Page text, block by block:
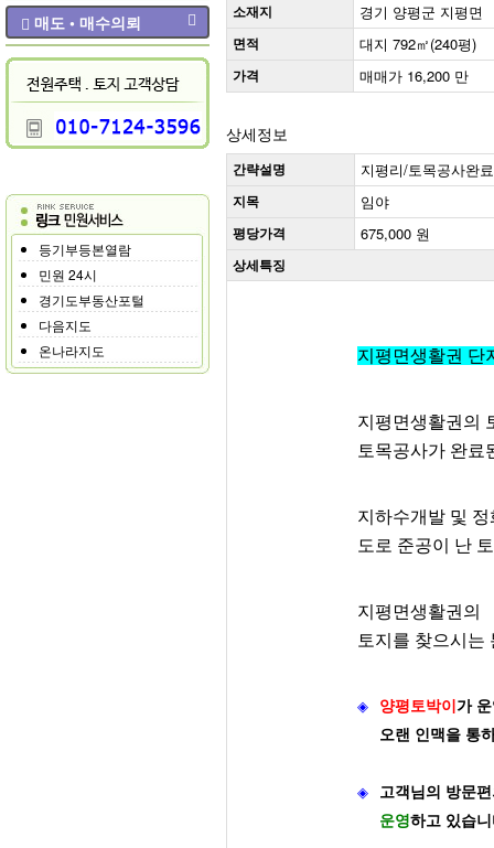
매도 • 매수의뢰
등기부등본열람
민원 24시
경기도부동산포털
다음지도
온나라지도
소재지 경기 양평군 지평면
면적 대지 792㎡(240평)
가격 매매가 16,200 만
상세정보
간략설명 지평리/토목공사완
지목 임야
평당가격 675,000 원
상세특징
지평면생활권 단
지평면생활권의
토목공사가 완료
지하수개발 및
도로 준공이 난
지평면생활권의
토지를 찾으시는
◈ 양평토박이 가
오랜 인맥을 통
◈
고객님의 방문
운영하고 있습